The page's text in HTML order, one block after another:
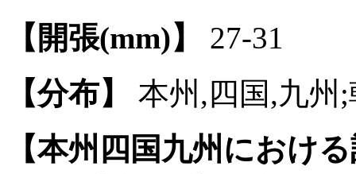
【開張(mm)】
27-31
【分布】
本州,四国,九州
【本州四国九州におけ